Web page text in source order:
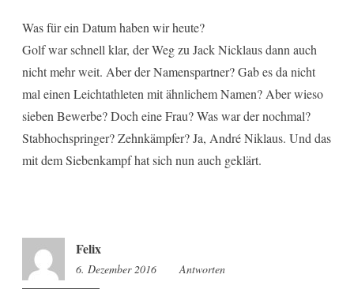
Was für ein Datum haben wir heute?
Golf war schnell klar, der Weg zu Jack Nicklaus dann auch
nicht mehr weit. Aber der Namenspartner? Gab es da nicht
mal einen Leichtathleten mit ähnlichem Namen? Aber wieso
sieben Bewerbe? Doch eine Frau? Was war der nochmal?
Stabhochspringer? Zehnkämpfer? Ja, André Niklaus. Und das
mit dem Siebenkampf hat sich nun auch geklärt.
Felix
6. Dezember 2016 18:30
Antworten